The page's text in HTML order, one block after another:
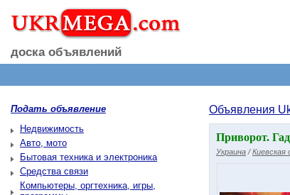
доска объявлений
Подать объявление
Недвижимость
Авто, мото
Бытовая техника и электроника
Средства связи
Компьютеры, оргтехника, игры,
Объявления
Приворот.
Украина /Киевская